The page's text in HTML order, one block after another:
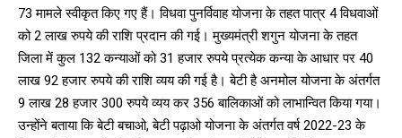
73 मामले स्वीकृत किए गए हैं। विधवा पुनर्विवाह योजना के तहत पात्र 4 विधवाओं
को 2 लाख रुपये की राशि प्रदान की गई। मुख्यमंत्री शगुन योजना के तहत
जिला में कुल 132 कन्याओं को 31 हजार रुपये प्रत्येक कन्या के आधार पर 40
लाख 92 हजार रुपये की राशि व्यय की गई है। बेटी है अनमोल योजना के अंतर्गत
9 लाख 28 हजार 300 रुपये व्यय कर 356 बालिकाओं को लाभान्वित किया गया।
उन्होंने बताया कि बेटी बचाओ, बेटी पढ़ाओ योजना के अंतर्गत वर्ष 2022-23 के